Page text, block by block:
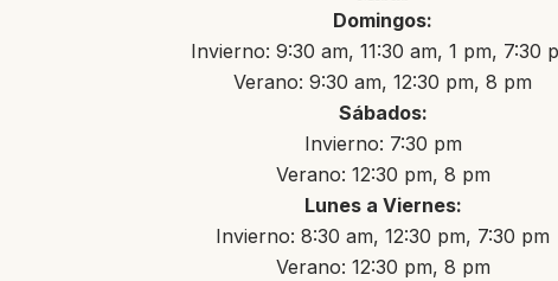
Domingos:
Invierno: 9:30 am, 11:30 am, 1 pm, 7:30
Verano: 9:30 am, 12:30 pm, 8 pm
Sábados:
Invierno: 7:30 pm
Verano: 12:30 pm, 8 pm
Lunes a Viernes:
Invierno: 8:30 am, 12:30 pm, 7:30 pm
Verano: 12:30 pm, 8 pm